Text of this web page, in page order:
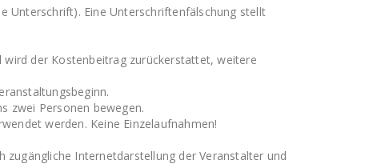
Unterschrift). Eine Unterschriftenfälschung stellt
wird der Kostenbeitrag zurückerstattet, weitere
zwei Personen bewegen.
werden. Keine Einzelaufnahmen!
Internetdarstellung der Veranstalter und